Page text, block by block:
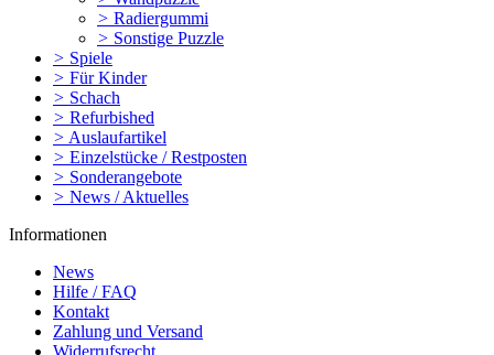
> Radiergummi
> Sonstige Puzzle
> Spiele
> Für Kinder
> Schach
> Refurbished
> Auslaufartikel
> Einzelstücke / Restposten
> Sonderangebote
> News / Aktuelles
Informationen
News
Hilfe / FAQ
Kontakt
Zahlung und Versand
Widerrufsrecht